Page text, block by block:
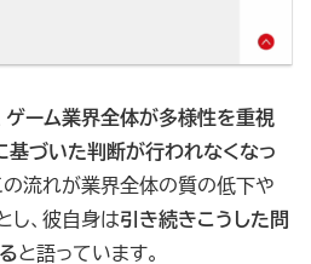
ゲーム業界全体が多様性を重視
基づいた判断が行われなくなっ
の流れが業界全体の質の低下や
し、彼自身は引き続きこうした問
と語っています。